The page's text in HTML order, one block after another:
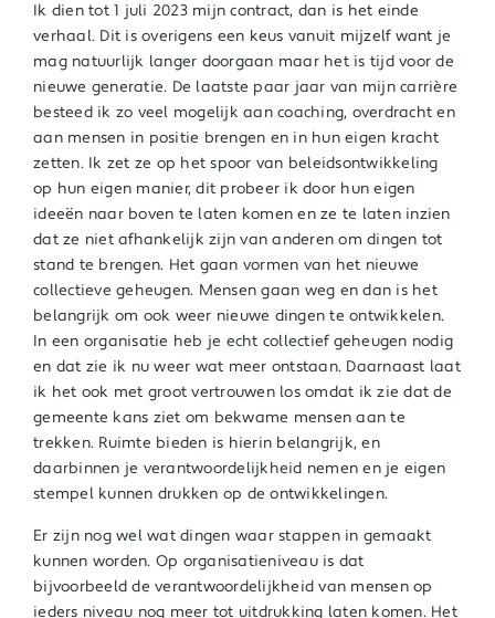
Ik dien tot 1 juli 2023 mijn contract, dan is het einde
verhaal. Dit is overigens een keus vanuit mijzelf want je
mag natuurlijk langer doorgaan maar het is tijd voor de
nieuwe generatie. De laatste paar jaar van mijn carrière
besteed ik zo veel mogelijk aan coaching, overdracht en
aan mensen in positie brengen en in hun eigen kracht
zetten. Ik zet ze op het spoor van beleidsontwikkeling
op hun eigen manier, dit probeer ik door hun eigen
ideeën naar boven te laten komen en ze te laten inzien
dat ze niet afhankelijk zijn van anderen om dingen tot
stand te brengen. Het gaan vormen van het nieuwe
collectieve geheugen. Mensen gaan weg en dan is het
belangrijk om ook weer nieuwe dingen te ontwikkelen.
In een organisatie heb je echt collectief geheugen nodig
en dat zie ik nu weer wat meer ontstaan. Daarnaast laat
ik het ook met groot vertrouwen los omdat ik zie dat de
gemeente kans ziet om bekwame mensen aan te
trekken. Ruimte bieden is hierin belangrijk, en
daarbinnen je verantwoordelijkheid nemen en je eigen
stempel kunnen drukken op de ontwikkelingen.
Er zijn nog wel wat dingen waar stappen in gemaakt
kunnen worden. Op organisatieniveau is dat
bijvoorbeeld de verantwoordelijkheid van mensen op
ieders niveau nog meer tot uitdrukking laten komen. Het